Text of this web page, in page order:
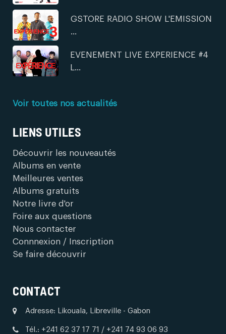
GSTORE RADIO SHOW L'EMISSION
...
EVENEMENT LIVE EXPERIENCE #4
L...
Voir toutes nos actualités
LIENS UTILES
Découvrir les nouveautés
Albums en vente
Meilleures ventes
Albums gratuits
Notre livre d'or
Foire aux questions
Nous contacter
Connnexion / Inscription
Se faire découvrir
CONTACT
Adresse: Likouala, Libreville - Gabon
Tél.: +241 62 37 17 71 / +241 74 93 06 93